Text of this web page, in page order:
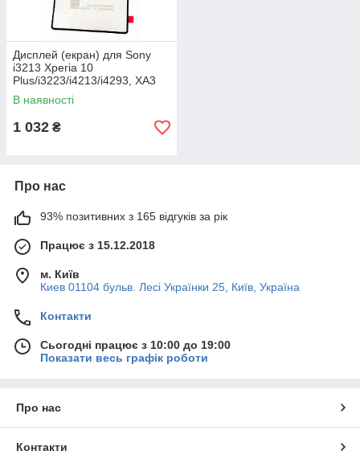
Дисплей (екран) для Sony
i3213 Xperia 10
Plus/i3223/i4213/i4293, XA3
Ultra + тачскрін, чорний
В наявності
1 032 ₴
Про нас
93% позитивних з 165 відгуків за рік
Працює з 15.12.2018
м. Київ
Киев 01104 бульв. Лесі Українки 25, Київ, Україна
Контакти
Сьогодні працює з 10:00 до 19:00
Показати весь графік роботи
Про нас
Контакти